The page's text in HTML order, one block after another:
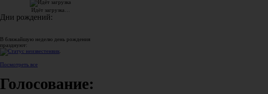
Идёт загрузка…
Дни рождений:
В ближайшую неделю день рождения
празднуют:
вик
Посмотреть все
Голосование: